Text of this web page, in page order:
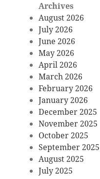
Archives
August 2026
July 2026
June 2026
May 2026
April 2026
March 2026
February 2026
January 2026
December 2025
November 2025
October 2025
September 2025
August 2025
July 2025